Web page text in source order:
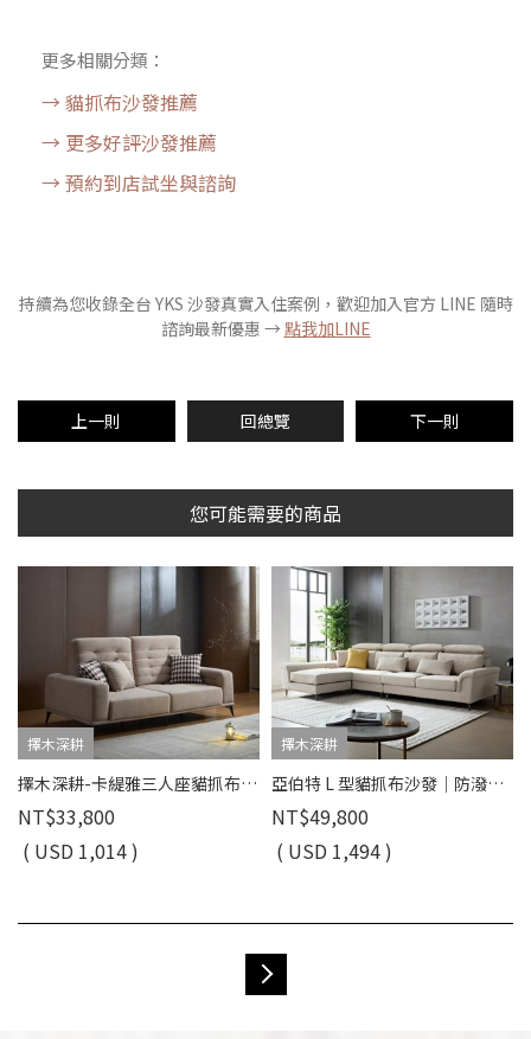
更多相關分類：
→ 貓抓布沙發推薦
→ 更多好評沙發推薦
→ 預約到店試坐與諮詢
持續為您收錄全台 YKS 沙發真實入住案例，歡迎加入官方 LINE 隨時
諮詢最新優惠 →點我加LINE
上一則 回總覽 下一則
您可能需要的商品
擇木深耕
擇木深耕-卡緹雅三人座貓抓布沙發
NT$33,800
( USD 1,014 )
擇木深耕
亞伯特 L 型貓抓布沙發｜防潑水貓抓布 × 移動式腳椅 × 獨立筒坐墊 – 擇木深耕
NT$49,800
( USD 1,494 )